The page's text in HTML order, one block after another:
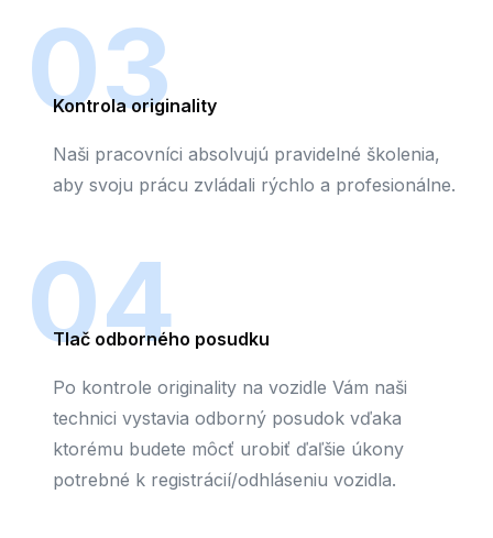
03
Kontrola originality
Naši pracovníci absolvujú pravidelné školenia,
aby svoju prácu zvládali rýchlo a profesionálne.
04
Tlač odborného posudku
Po kontrole originality na vozidle Vám naši
technici vystavia odborný posudok vďaka
ktorému budete môcť urobiť ďaľšie úkony
potrebné k registrácií/odhláseniu vozidla.